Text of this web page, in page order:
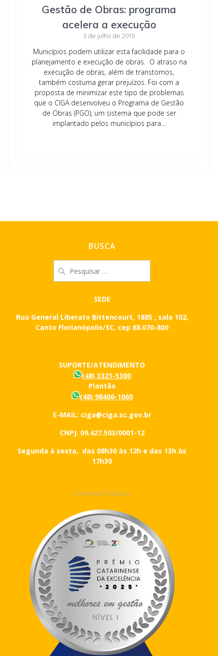
Gestão de Obras: programa
acelera a execução
3 de julho de 2015
Municípios podem utilizar esta facilidade para o
planejamento e execução de obras. O atraso na
execução de obras, além de transtornos,
também costuma gerar prejuízos. Foi com a
proposta de minimizar este tipo de problemas
que o CIGA desenvolveu o Programa de Gestão
de Obras (PGO), um sistema que pode ser
implantado pelos municípios para…
BUSCA
por:
SEDE
Rua General Liberato Bittencourt, 1885 , sala 102,
Canto Florianópolis/SC, cep 88.070-800
SUPORTE/ATENDIMENTO
(48) 3321-5300
Plantão
(48) 98406-1060
E-MAIL: ciga@ciga.sc.gov.br
CNPJ: 09.427.503/0001-12
Segunda à sexta, das 08h30 às 12h e das 13h às
17h30
Compras Públicas